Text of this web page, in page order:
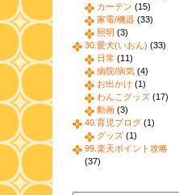
カーテン (15)
家電/機器 (33)
照明 (3)
30.愛犬(いおん) (33)
日常 (11)
病院/病気 (4)
お出かけ (1)
わんこグッズ (17)
動画 (3)
40.育児ブログ (1)
グッズ (1)
99.楽天ポイント攻略
(37)